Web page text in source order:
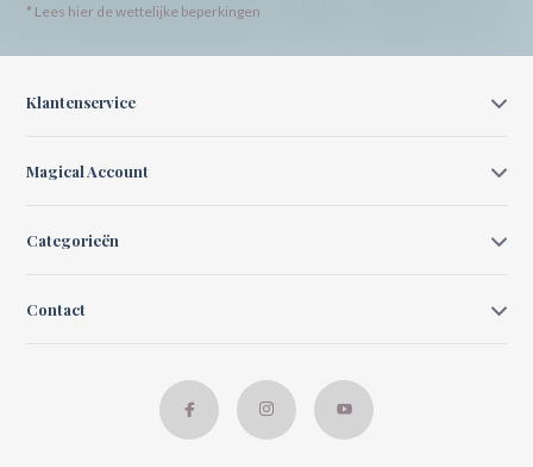
* Lees hier de wettelijke beperkingen
Klantenservice
Magical Account
Categorieën
Contact